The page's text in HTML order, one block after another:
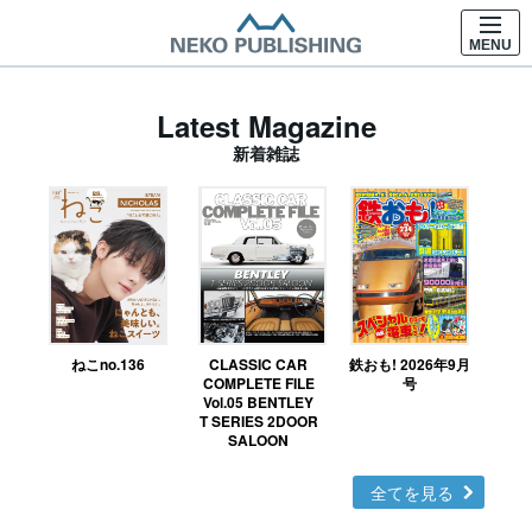
MENU
Latest Magazine
新着雑誌
ねこno.136
CLASSIC CAR
COMPLETE FILE
Vol.05 BENTLEY
T SERIES 2DOOR
SALOON
鉄おも! 2026年9月
号
全てを見る